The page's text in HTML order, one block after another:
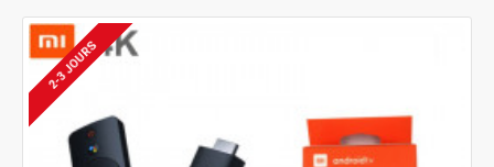
2-3 JOURS